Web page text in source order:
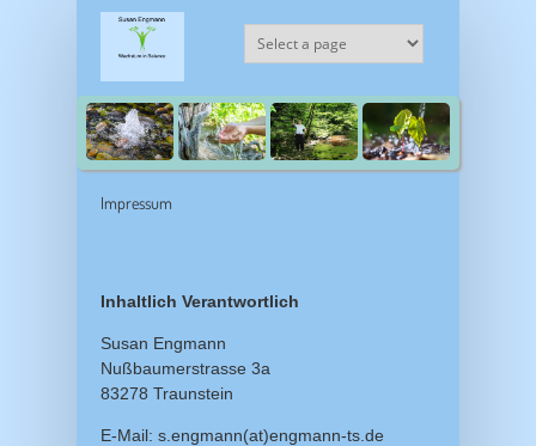
Direkt zum Inhalt
Impressum
Inhaltlich Verantwortlich
Susan Engmann
Nußbaumerstrasse 3a
83278 Traunstein
E-Mail: s.engmann(at)engmann-ts.de